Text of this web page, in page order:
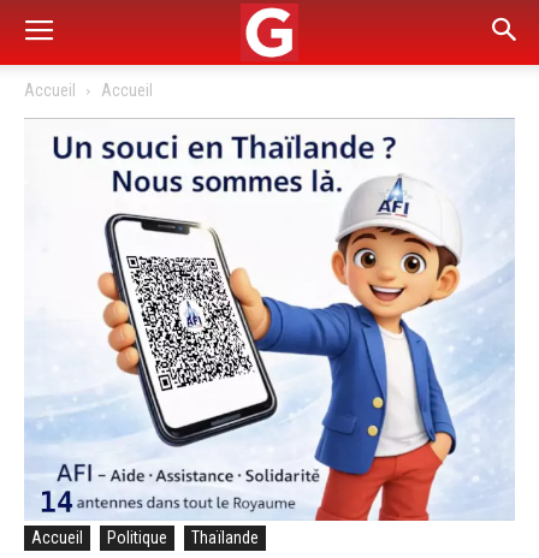
Accueil Accueil
Accueil Politique Thaïlande